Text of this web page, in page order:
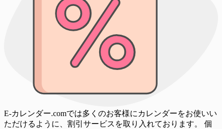
E-カレンダー.comでは多くのお客様にカレンダーをお使いい
ただけるように、割引サービスを取り入れております。 個